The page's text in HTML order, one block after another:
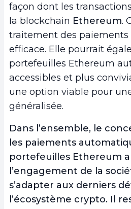
façon dont les
la blockchain Ethereum.
traitement des paiements
efficace. Elle pourrait
portefeuilles Ethereum
accessibles et plus
une option viable pour
généralisée.
Dans l’ensemble, le
les paiements
portefeuilles Ethereum
l’engagement de la
s’adapter aux derniers
l’écosystème crypto. Il